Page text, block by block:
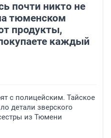
почти никто не
тюменском
продукты,
каждый
с полицейским. Тайское
детали зверского
из Тюмени